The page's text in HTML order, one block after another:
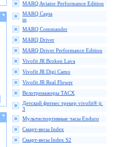
MARQ Aviator Performance Edition
MARQ Capta
in
MARQ Commander
MARQ Driver
MARQ Driver Performance Edition
Vivofit JR Broken Lava
Vivofit JR Digi Camo
Vivofit JR Real Flower
Велотренажеры TACX
Детский фитнес трекер vivofit® jr.
3
Мультиспортивные часы Enduro
Смарт-весы Index
Смарт-весы Index S2